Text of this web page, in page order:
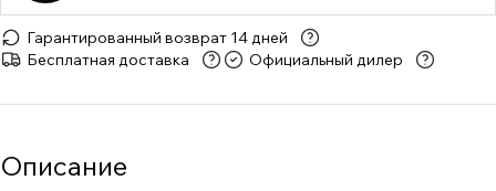
Гарантированный возврат 14 дней
Бесплатная доставка
Официальный дилер
Описание